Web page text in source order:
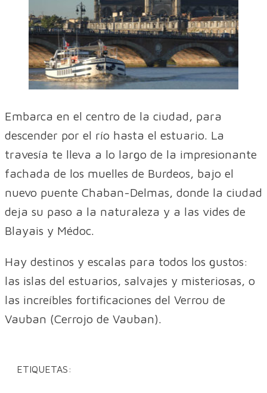
Embarca en el centro de la ciudad, para
descender por el río hasta el estuario. La
travesía te lleva a lo largo de la impresionante
fachada de los muelles de Burdeos, bajo el
nuevo puente Chaban-Delmas, donde la ciudad
deja su paso a la naturaleza y a las vides de
Blayais y Médoc.
Hay destinos y escalas para todos los gustos:
las islas del estuarios, salvajes y misteriosas, o
las increíbles fortificaciones del Verrou de
Vauban (Cerrojo de Vauban).
ETIQUETAS: